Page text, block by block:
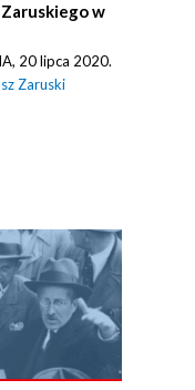
w
20 lipca 2020.
Zaruski